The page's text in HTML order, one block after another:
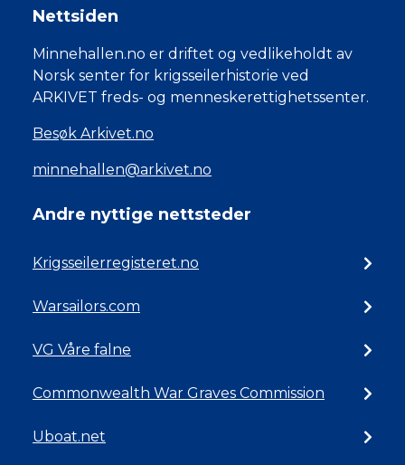
Nettsiden
Minnehallen.no er driftet og vedlikeholdt av
Norsk senter for krigsseilerhistorie ved
ARKIVET freds- og menneskerettighetssenter.
Besøk Arkivet.no
minnehallen@arkivet.no
Andre nyttige nettsteder
Krigsseilerregisteret.no
Warsailors.com
VG Våre falne
Commonwealth War Graves Commission
Uboat.net